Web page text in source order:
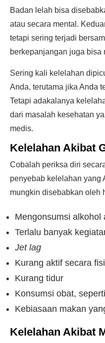
Badan lelah bisa
atau secara mental.
tetapi sering terjadi
berkepanjangan juga bisa
Sering kali kelelahan
Anda, terutama jika Anda
Tetapi adakalanya
dari masalah kesehatan
medis.
Kelelahan Akibat
Cobalah periksa diri
penyebab kelelahan yang
mungkin disebabkan oleh
Mengonsumsi alkohol
Terlalu banyak
Jet lag
Kurang aktif secara
Kurang tidur
Konsumsi obat,
Kebiasaan makan
Kelelahan Akibat